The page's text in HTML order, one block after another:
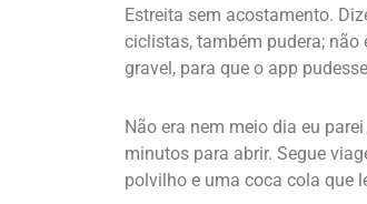
Estreita sem acostamento.
ciclistas, também pudera;
gravel, para que o app
Não era nem meio dia eu
minutos para abrir. Segue
polvilho e uma coca cola que